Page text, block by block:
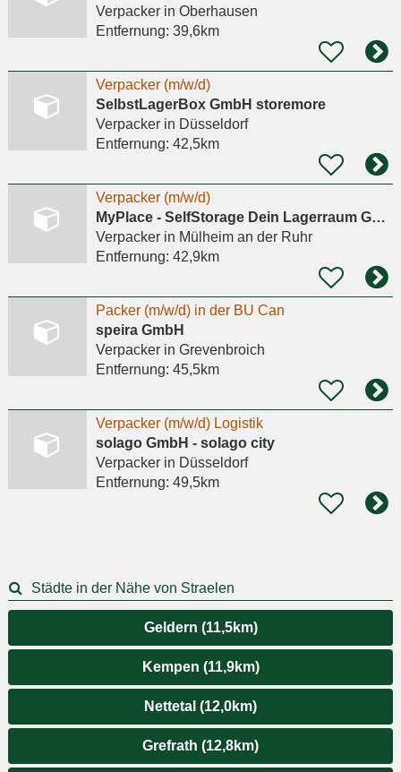
Verpackerin Oberhausen
Entfernung: 39,6km
Verpacker (m/w/d)
SelbstLagerBox GmbH storemore
Verpackerin Düsseldorf
Entfernung: 42,5km
Verpacker (m/w/d)
MyPlace - SelfStorage Dein Lagerraum GmbH
Verpackerin Mülheim an der Ruhr
Entfernung: 42,9km
Packer (m/w/d) in der BU Can
speira GmbH
Verpackerin Grevenbroich
Entfernung: 45,5km
Verpacker (m/w/d) Logistik
solago GmbH - solago city
Verpackerin Düsseldorf
Entfernung: 49,5km
Städte in der Nähe von Straelen
Geldern (11,5km)
Kempen (11,9km)
Nettetal (12,0km)
Grefrath (12,8km)